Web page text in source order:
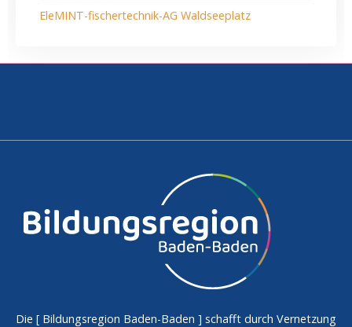
EleMINT-fischertechnik-AG Waldseeplatz
Die [ Bildungsregion Baden-Baden ] schafft durch Vernetzung